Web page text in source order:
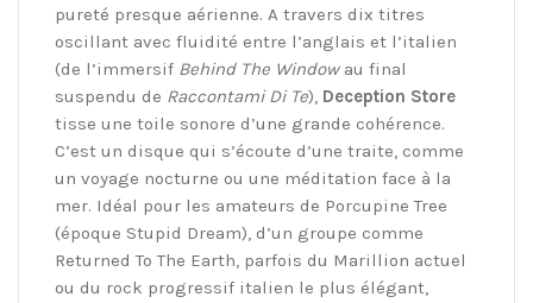
pureté presque aérienne. A travers dix titres
oscillant avec fluidité entre l’anglais et l’italien
(de l’immersif Behind The Windowau final
suspendu de Raccontami Di Te), Deception Store
tisse une toile sonore d’une grande cohérence.
C’est un disque qui s’écoute d’une traite, comme
un voyage nocturne ou une méditation face à la
mer. Idéal pour les amateurs de Porcupine Tree
(époque Stupid Dream), d’un groupe comme
Returned To The Earth, parfois du Marillion actuel
ou du rock progressif italien le plus élégant,